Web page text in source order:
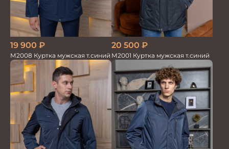
19 900 ₽
М2008 Куртка мужская т.синий
20 500 ₽
М2001 Куртка мужская т.синий